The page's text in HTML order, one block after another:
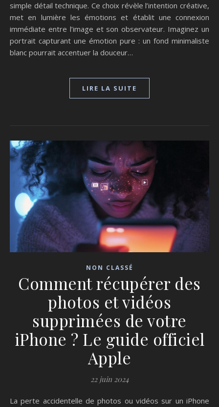
simple détail technique. Ce choix révèle l’intention créative,
met en lumière les émotions et établit une connexion
immédiate entre l’image et son observateur. Imaginez un
portrait capturant une émotion pure : un fond minimaliste
blanc pourrait accentuer la douceur…
LIRE LA SUITE
NON CLASSÉ
Comment récupérer des
photos et vidéos
supprimées de votre
iPhone ? Le guide officiel
Apple
22 juin 2024
La perte accidentelle de photos ou vidéos sur un iPhone